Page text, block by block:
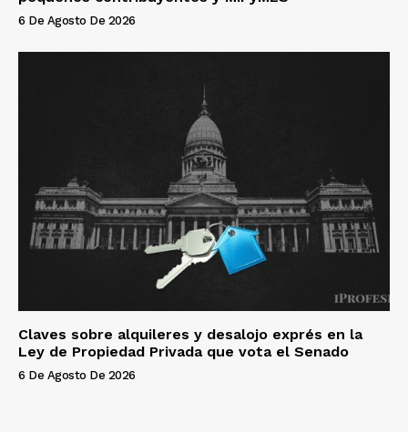
6 De Agosto De 2026
Claves sobre alquileres y desalojo exprés en la
Ley de Propiedad Privada que vota el Senado
6 De Agosto De 2026